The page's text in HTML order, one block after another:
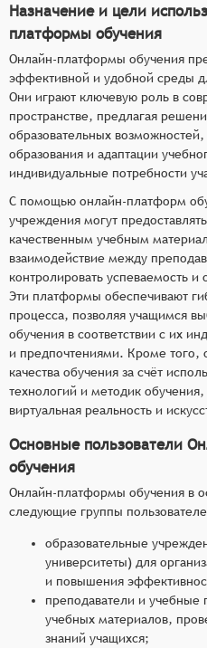
Назначение и цели
платформы обучения
Онлайн-платформы обучения
эффективной и удобной среды
Они играют ключевую роль в
пространстве, предлагая
образовательных
образования и адаптации
индивидуальные потребности
С помощью онлайн-платформ
учреждения могут
качественным учебным
взаимодействие между
контролировать успеваемость и
Эти платформы обеспечивают
процесса, позволяя учащимся
обучения в соответствии с их
и предпочтениями. Кроме того,
качества обучения за счёт
технологий и методик
виртуальная реальность и
Основные пользователи
обучения
Онлайн-платформы обучения в
следующие группы
образовательные
университеты) для
и повышения
преподаватели и
учебных материалов,
знаний учащихся;